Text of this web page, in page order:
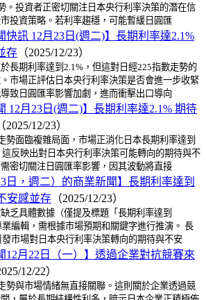
。投資者正密切關注日本央行利率決策的潛在信
投資策略。若利率趨穩，可能暫緩日圓匯
快訊 12月23日(週二)】長期利率達2.1%
存 （2025/12/23）
長期利率達到2.1%，但這對日經225指數走勢的
市場正評估日本央行利率決策是否會進一步收緊
致日圓匯率影響加劇，進而衝擊出口導向
12月23日(週二)】長期利率達2.1% 期待
（2025/12/23）
勢面臨複雜局面，市場正消化日本長期利率達到
反映出對日本央行利率決策可能轉向的期待與不
密切關注日圓匯率影響，因其波動將直接
日，週二）的商業新聞】長期利率達到
安感並存 （2025/12/23）
乏具體數據（僅提及標題「長期利率達到
編輯，需根據市場預期和關鍵字進行推演。 長
市場對日本央行利率決策轉向的期待與不安
12月22日（一）】透過企業對抗競賽來
12/22）
勢與市場情緒無直接關聯。這則關於企業透過競